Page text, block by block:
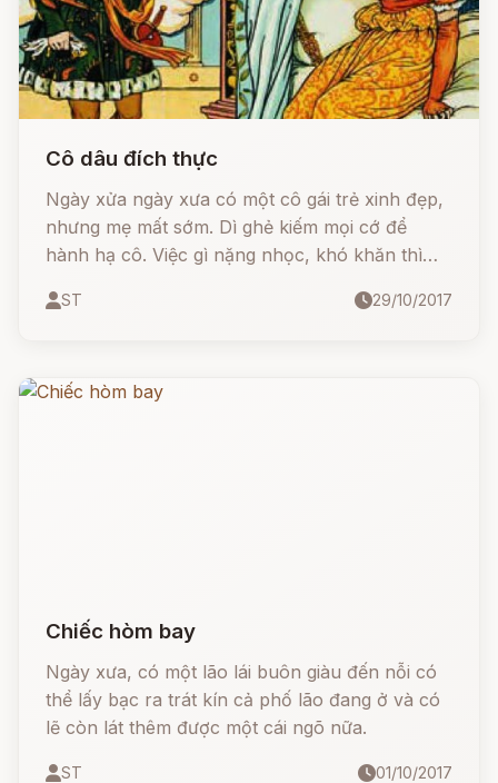
Cô dâu đích thực
Ngày xửa ngày xưa có một cô gái trẻ xinh đẹp,
nhưng mẹ mất sớm. Dì ghẻ kiếm mọi cớ để
hành hạ cô. Việc gì nặng nhọc, khó khăn thì
cho xong việc, nhưng không bao giờ người dì
mụ càng giao việc nhiều.
ST 29/10/2017
Chiếc hòm bay
Ngày xưa, có một lão lái buôn giàu đến nỗi có
thể lấy bạc ra trát kín cả phố lão đang ở và có
lẽ còn lát thêm được một cái ngõ nữa.
ST 01/10/2017